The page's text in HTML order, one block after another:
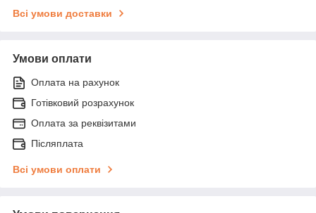
Всі умови доставки
Умови оплати
Оплата на рахунок
Готівковий розрахунок
Оплата за реквізитами
Післяплата
Всі умови оплати